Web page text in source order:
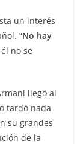
un interés
“No hay
no se
llegó al
tardó nada
su grandes
de la